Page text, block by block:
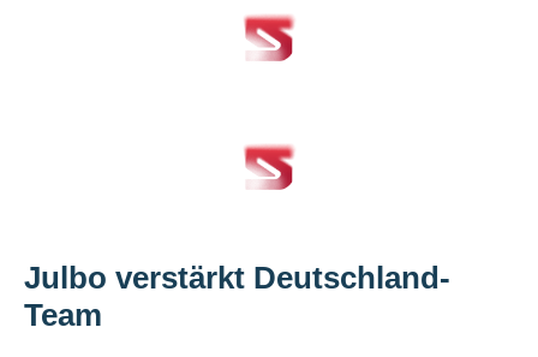
Julbo verstärkt Deutschland-
Team